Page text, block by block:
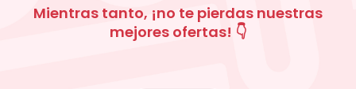
Mientras tanto, ¡no te pierdas nuestras
mejores ofertas! 👇